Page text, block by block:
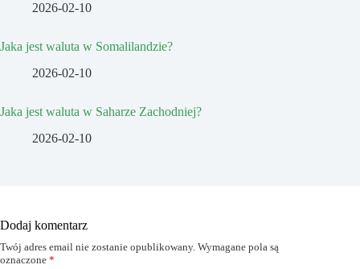
2026-02-10
Jaka jest waluta w Somalilandzie?
2026-02-10
Jaka jest waluta w Saharze Zachodniej?
2026-02-10
Dodaj komentarz
Twój adres email nie zostanie opublikowany. Wymagane pola są
oznaczone *